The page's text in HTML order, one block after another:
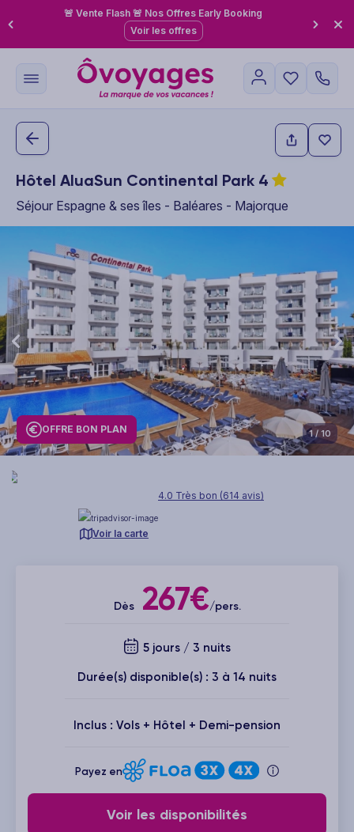
🚨 Vente Flash 🚨 Nos Offres Early Booking
Voir les offres
Hôtel AluaSun Continental Park 4
Séjour Espagne & ses îles - Baléares - Majorque
OFFRE BON PLAN 1/ 10
4.0 Très bon (614 avis)
Voir la carte
Dès267€/pers.
5 jours / 3 nuits
Durée(s) disponible(s) : 3 à 14 nuits
Inclus : Vols + Hôtel + Demi-pension
Payez en
Voir les disponibilités